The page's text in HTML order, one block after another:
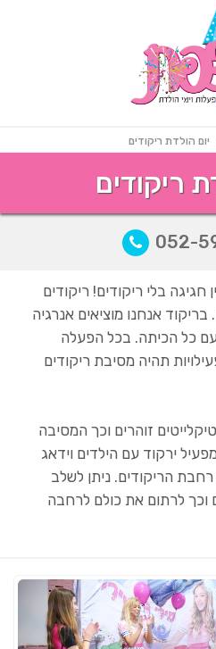
יום הולדת ריקודים
ריקודים
052-
חגיגה בלי ריקודים! ריקודים
אנחנו מוציאים אנרגיה
כל הכיתה. בכל הפעלה
תהיה מסיבת ריקודים
זוהרים וכך המסיבה
ירקוד עם הילדים וידאג
הריקודים. ניתן לשלב
וכך לרתום את כולם לרחבה